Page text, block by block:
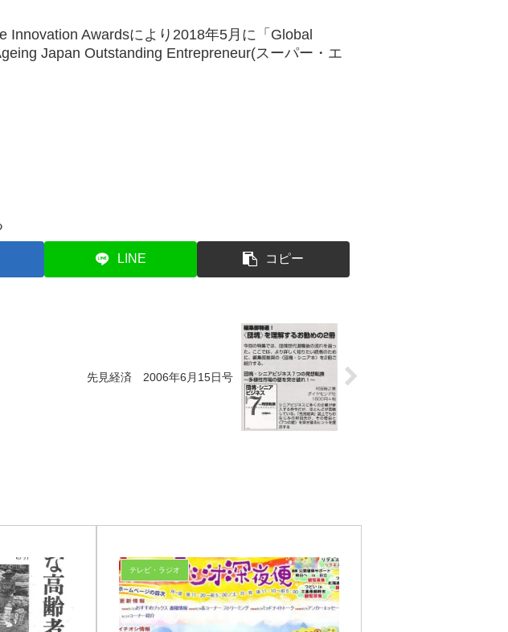
Innovation Awardsにより2018年5月に「Global
Japan Outstanding Entrepreneur(スーパー・エ
LINE コピー
先見経済 2006年6月15日号
テレビ・ラジオ